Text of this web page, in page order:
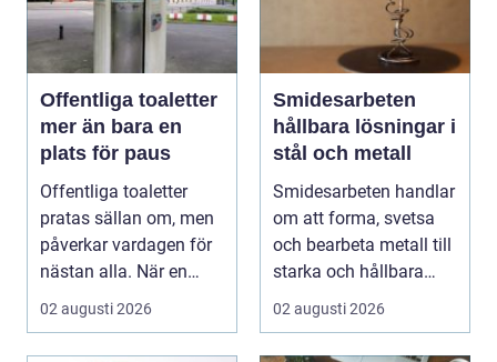
Offentliga toaletter
mer än bara en
plats för paus
Offentliga toaletter
pratas sällan om, men
påverkar vardagen för
nästan alla. När en
stad, park elle...
02 augusti 2026
Smidesarbeten
hållbara lösningar i
stål och metall
Smidesarbeten handlar
om att forma, svetsa
och bearbeta metall till
starka och hållbara
konstruktion...
02 augusti 2026